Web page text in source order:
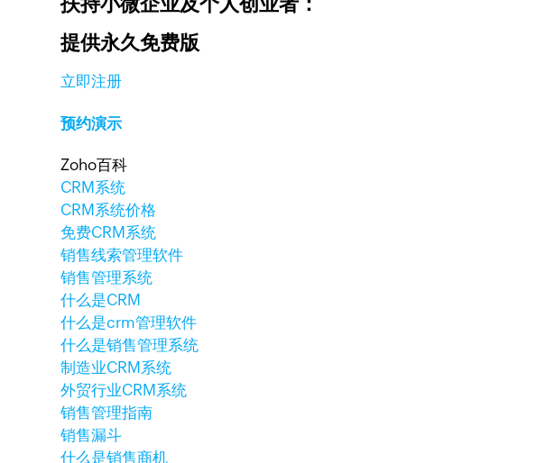
提供永久免费版
立即注册
预约演示
Zoho百科
CRM系统
CRM系统价格
免费CRM系统
销售线索管理软件
销售管理系统
什么是CRM
什么是crm管理软件
什么是销售管理系统
制造业CRM系统
外贸行业CRM系统
销售管理指南
销售漏斗
什么是销售商机